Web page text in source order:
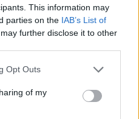
This information may
parties on the IAB’s List of
further disclose it to other
Opt Outs
of my
Yhteistyössä
Kesä!
Tyyliniekka